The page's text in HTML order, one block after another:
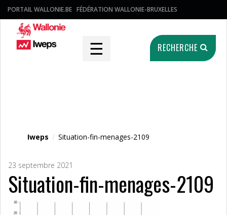
PORTAIL WALLONIE.BE FÉDÉRATION WALLONIE-BRUXELLES
☰ RECHERCHE
Iweps / Situation-fin-menages-2109
23 septembre 2021
Situation-fin-menages-2109